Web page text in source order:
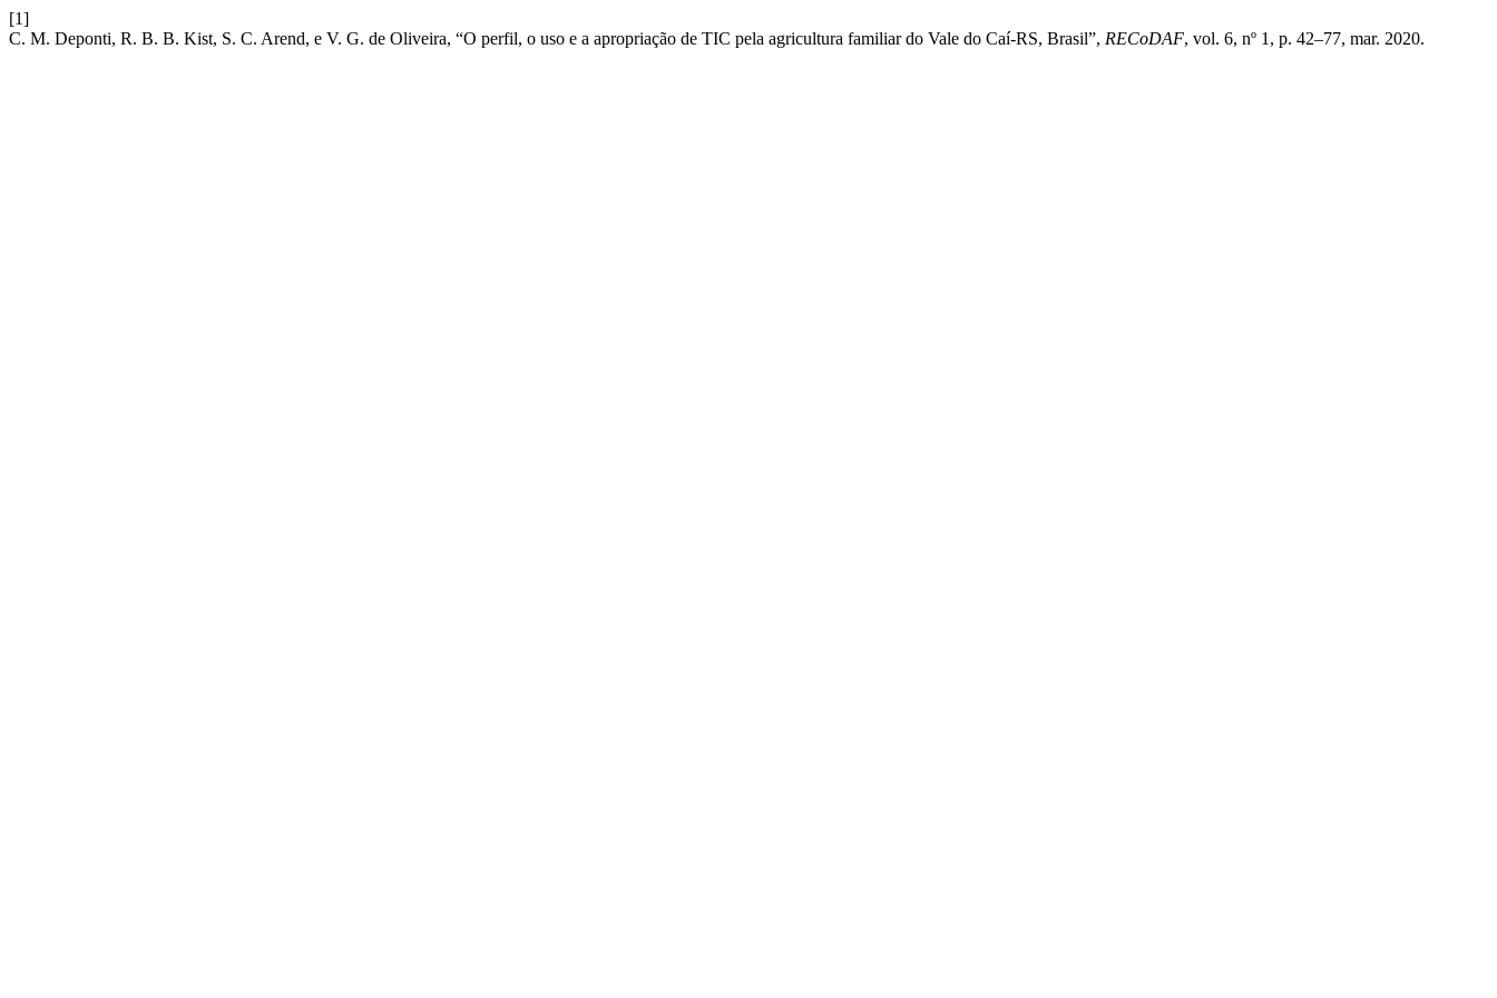
[1]
C. M. Deponti, R. B. B. Kist, S. C. Arend, e V. G. de Oliveira, “O perfil, o uso e a apropriação de TIC pela agricultura familiar do Vale do Caí-RS, Brasil”, RECoDAF, vol. 6, nº 1, p. 42–77, mar. 2020.